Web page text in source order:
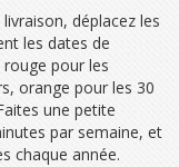
déplacez les
les dates de
pour les
orange pour les 30
une petite
par semaine, et
chaque année.